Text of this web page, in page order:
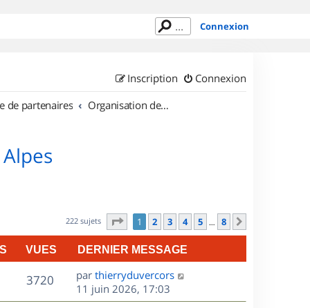
Connexion
Connexion
Inscription
de partenaires Organisation de sorties en région Rhône Alpes
222 sujets Page sur8
1 2 3 4 5 … 8
VUES DERNIER MESSAGE
3720V
u
D
e
r
par thierryduvercors
11 juin 2026, 17:03